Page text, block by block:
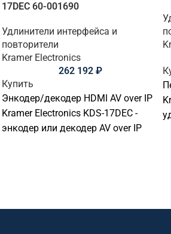
17DEC 60-001690
Удлинители интерфейса и
повторители
Kramer Electronics
262 192 ₽
Купить
Энкодер/декодер HDMI AV over IP
Kramer Electronics KDS-17DEC -
энкодер или декодер AV over IP